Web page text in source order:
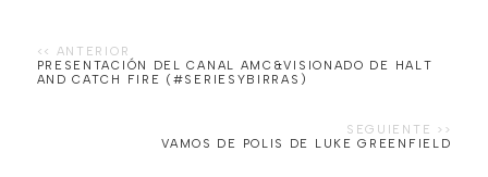
PRESENTACIÓN DEL CANAL AMC&VISIONADO DE HALT
AND CATCH FIRE (#SERIESYBIRRAS)
VAMOS DE POLIS DE LUKE GREENFIELD